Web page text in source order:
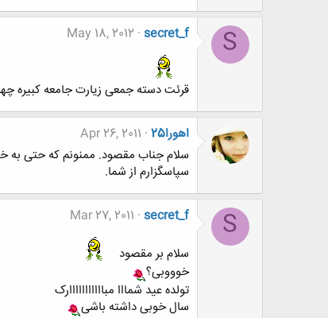
S
secret_f
May 18, 2012
قرئت دسته جمعی زیارت جامعه کبیره
اهورا25
Apr 26, 2011
سلام جناب مقصود. ممنونم که حتی به
سپاسگزارم از شما.
S
secret_f
Mar 27, 2011
سلام بر مقصود
خوووبی؟
تولده عید شمااا مبااااااااااارک
سال خوبی داشته باشی